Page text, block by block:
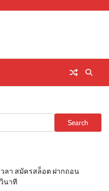
Search
ลา สมัครสล็อต ฝากถอน
นาที